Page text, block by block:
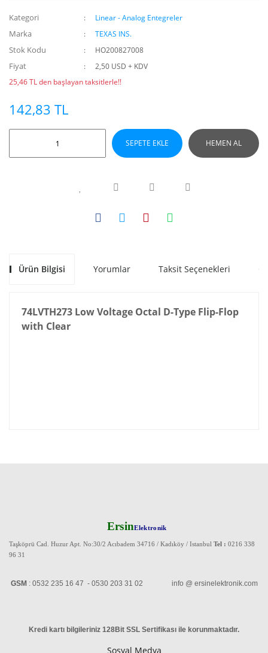
Kategori Linear - Analog Entegreler
Marka TEXAS INS.
Stok Kodu HO200827008
Fiyat
2,50 USD + KDV
25,46 TL den başlayan taksitlerle!!
142,83 TL
SEPETE EKLE HEMEN AL
Ürün Bilgisi Yorumlar Taksit Seçenekleri
74LVTH273 Low Voltage Octal D-Type Flip-Flop
with Clear
ErsinElektronik
Taşköprü Cad. Huzur Apt. No:30/2 Acıbadem 34716 / Kadıköy / Istanbul Tel : 0216 338
96 31
GSM : 0532 235 16 47 - 0530 203 31 02 info @ ersinelektronik.com
Kredi kartı bilgileriniz 128Bit SSL Sertifikası ile korunmaktadır.
Sosyal Medya